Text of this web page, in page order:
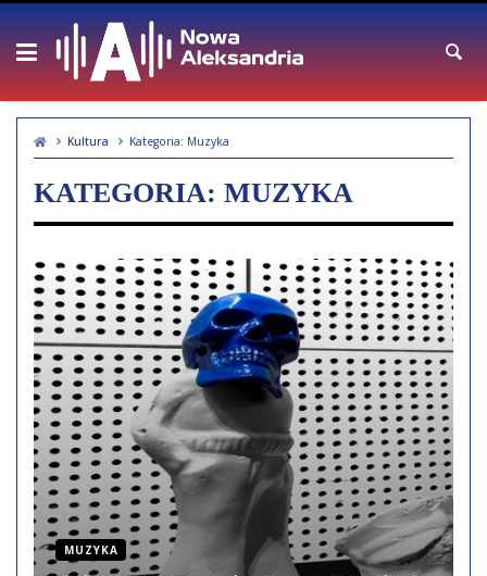
Skip
content
Kultura Kategoria: Muzyka
KATEGORIA: MUZYKA
MUZYKA